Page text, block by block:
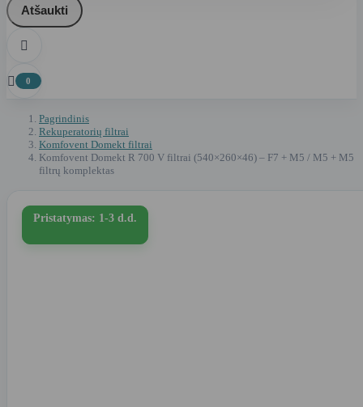
Atšaukti

 0
Pagrindinis
Rekuperatorių filtrai
Komfovent Domekt filtrai
Komfovent Domekt R 700 V filtrai (540×260×46) – F7 + M5 / M5 + M5
filtrų komplektas
Pristatymas: 1-3 d.d.